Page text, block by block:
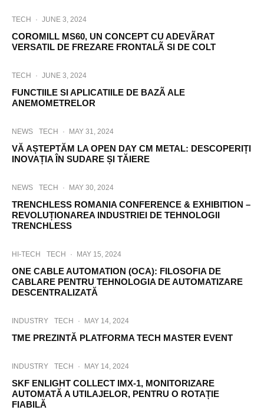
TECH · JUNE 3, 2024
COROMILL MS60, UN CONCEPT CU ADEVÃRAT
VERSATIL DE FREZARE FRONTALÃ SI DE COLT
TECH · JUNE 3, 2024
FUNCTIILE SI APLICATIILE DE BAZÃ ALE
ANEMOMETRELOR
NEWS TECH · MAY 31, 2024
VĂ AȘTEPTĂM LA OPEN DAY CM METAL: DESCOPERIȚI
INOVAȚIA ÎN SUDARE ȘI TĂIERE
NEWS TECH · MAY 30, 2024
TRENCHLESS ROMANIA CONFERENCE & EXHIBITION –
REVOLUȚIONAREA INDUSTRIEI DE TEHNOLOGII
TRENCHLESS
HI-TECH TECH · MAY 15, 2024
ONE CABLE AUTOMATION (OCA): FILOSOFIA DE
CABLARE PENTRU TEHNOLOGIA DE AUTOMATIZARE
DESCENTRALIZATĂ
INDUSTRY TECH · MAY 14, 2024
TME PREZINTĂ PLATFORMA TECH MASTER EVENT
INDUSTRY TECH · MAY 14, 2024
SKF ENLIGHT COLLECT IMX-1, MONITORIZARE
AUTOMATĂ A UTILAJELOR, PENTRU O ROTAȚIE
FIABILĂ